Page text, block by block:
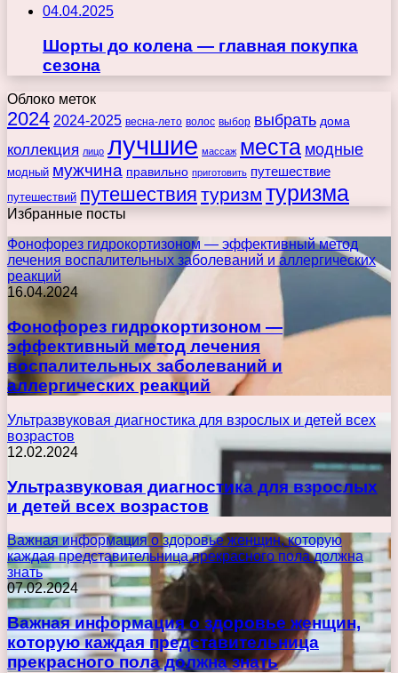
04.04.2025
Шорты до колена — главная покупка
сезона
Облоко меток
2024 2024-2025 весна-лето волос выбор выбрать дома
коллекция лицо лучшие массаж места модные
модный мужчина правильно приготовить путешествие
путешествий путешествия туризм туризма
Избранные посты
Фонофорез гидрокортизоном — эффективный метод
лечения воспалительных заболеваний и аллергических
реакций
16.04.2024
Фонофорез гидрокортизоном —
эффективный метод лечения
воспалительных заболеваний и
аллергических реакций
Ультразвуковая диагностика для взрослых и детей всех
возрастов
12.02.2024
Ультразвуковая диагностика для взрослых
и детей всех возрастов
Важная информация о здоровье женщин, которую
каждая представительница прекрасного пола должна
знать
07.02.2024
Важная информация о здоровье женщин,
которую каждая представительница
прекрасного пола должна знать